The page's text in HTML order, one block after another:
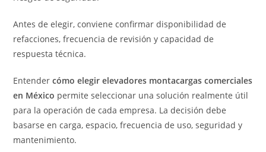
Antes de elegir, conviene confirmar disponibilidad de
refacciones, frecuencia de revisión y capacidad de
respuesta técnica.
Entendercómo elegir elevadores montacargas comerciales
en México permite seleccionar una solución realmente útil
para la operación de cada empresa. La decisión debe
basarse en carga, espacio, frecuencia de uso, seguridad y
mantenimiento.